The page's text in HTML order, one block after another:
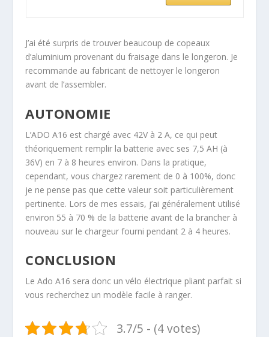
J’ai été surpris de trouver beaucoup de copeaux
d’aluminium provenant du fraisage dans le longeron. Je
recommande au fabricant de nettoyer le longeron
avant de l’assembler.
AUTONOMIE
L’ADO A16 est chargé avec 42V à 2 A, ce qui peut
théoriquement remplir la batterie avec ses 7,5 AH (à
36V) en 7 à 8 heures environ. Dans la pratique,
cependant, vous chargez rarement de 0 à 100%, donc
je ne pense pas que cette valeur soit particulièrement
pertinente. Lors de mes essais, j’ai généralement utilisé
environ 55 à 70 % de la batterie avant de la brancher à
nouveau sur le chargeur fourni pendant 2 à 4 heures.
CONCLUSION
Le Ado A16 sera donc un vélo électrique pliant parfait si
vous recherchez un modèle facile à ranger.
3.7/5 - (4 votes)